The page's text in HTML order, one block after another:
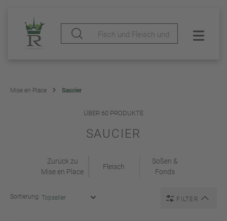
Mise en Place Saucier
ÜBER 60 PRODUKTE
SAUCIER
Zurück zu
Mise en Place
Fleisch
Soßen &
Fonds
FILTER
Sortierung: